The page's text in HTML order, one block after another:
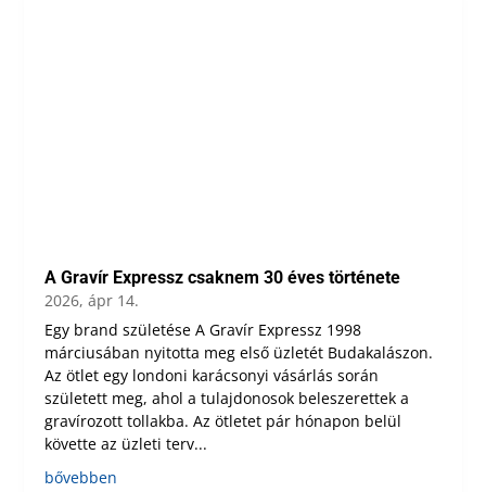
A Gravír Expressz csaknem 30 éves története
2026, ápr 14.
Egy brand születése A Gravír Expressz 1998
márciusában nyitotta meg első üzletét Budakalászon.
Az ötlet egy londoni karácsonyi vásárlás során
született meg, ahol a tulajdonosok beleszerettek a
gravírozott tollakba. Az ötletet pár hónapon belül
követte az üzleti terv...
bővebben